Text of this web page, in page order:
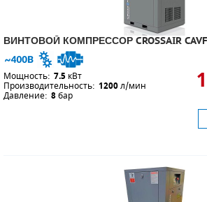
ВИНТОВОЙ КОМПРЕССОР CROSSAIR
Мощность: 7.5 кВт
Производительность: 1200л/мин
Давление: 8бар